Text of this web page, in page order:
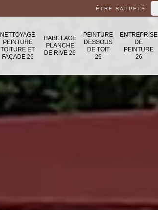
ÊTRE RAPPELÉ
NETTOYAGE
PEINTURE
TOITURE ET
FAÇADE 26
HABILLAGE
PLANCHE
DE RIVE 26
PEINTURE
DESSOUS
DE TOIT
26
ENTREPRISE
DE
PEINTURE
26